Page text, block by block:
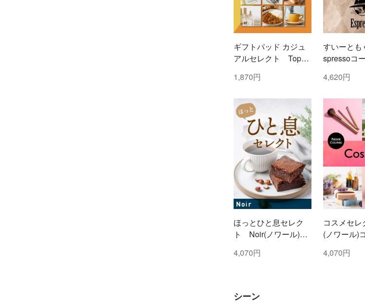
ギフトパッド カジュ
アルセレクト Topaz
1,870円
すいーと
spressoコ
4,620円
ほっとひと息セレク
ト Noir(ノワール)コ
4,070円
コスメセ
(ノワール)
4,070円
シーン